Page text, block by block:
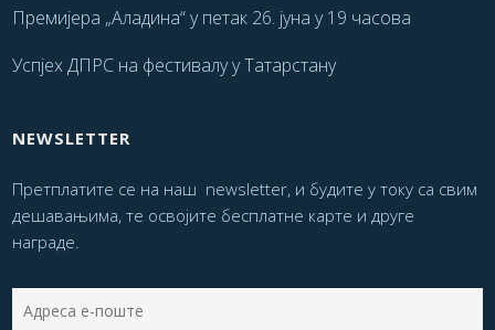
Премијера „Аладина“ у петак 26. јуна у 19 часова
Успјех ДПРС на фестивалу у Татарстану
NEWSLETTER
Претплатите се на наш newsletter, и будите у току са свим
дешавањима, те освојите бесплатне карте и друге
награде.